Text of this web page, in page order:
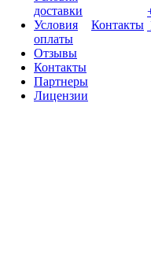
доставки
Условия
оплаты
Отзывы
Контакты
Партнеры
Лицензии
Контакты